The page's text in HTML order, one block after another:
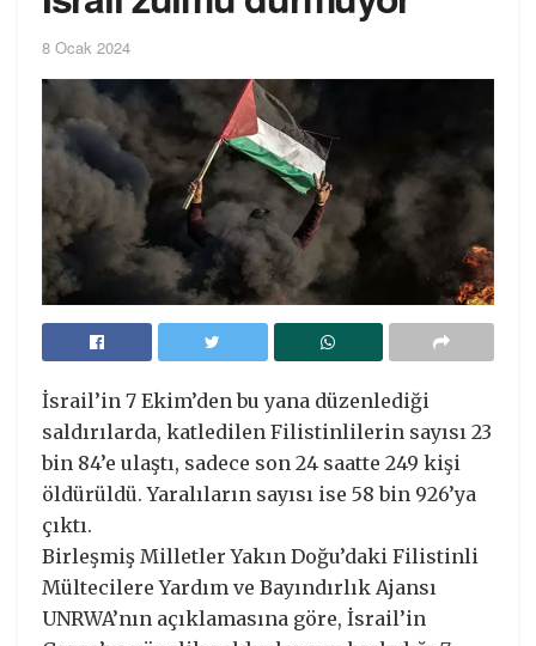
8 Ocak 2024
İsrail’in 7 Ekim’den bu yana düzenlediği
saldırılarda, katledilen Filistinlilerin sayısı 23
bin 84’e ulaştı, sadece son 24 saatte 249 kişi
öldürüldü. Yaralıların sayısı ise 58 bin 926’ya
çıktı.
Birleşmiş Milletler Yakın Doğu’daki Filistinli
Mültecilere Yardım ve Bayındırlık Ajansı
UNRWA’nın açıklamasına göre, İsrail’in